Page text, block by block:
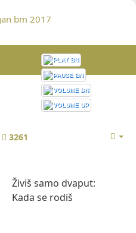
3261
Živiš samo dvaput:
Kada se rodiš